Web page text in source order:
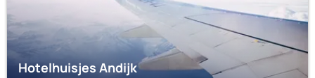
Hotelhuisjes Andijk